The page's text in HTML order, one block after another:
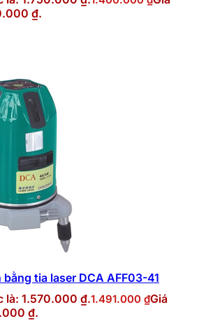
₫.
tia laser DCA AFF03-41
là: 1.570.000 ₫.1.491.000 ₫Giá
₫.